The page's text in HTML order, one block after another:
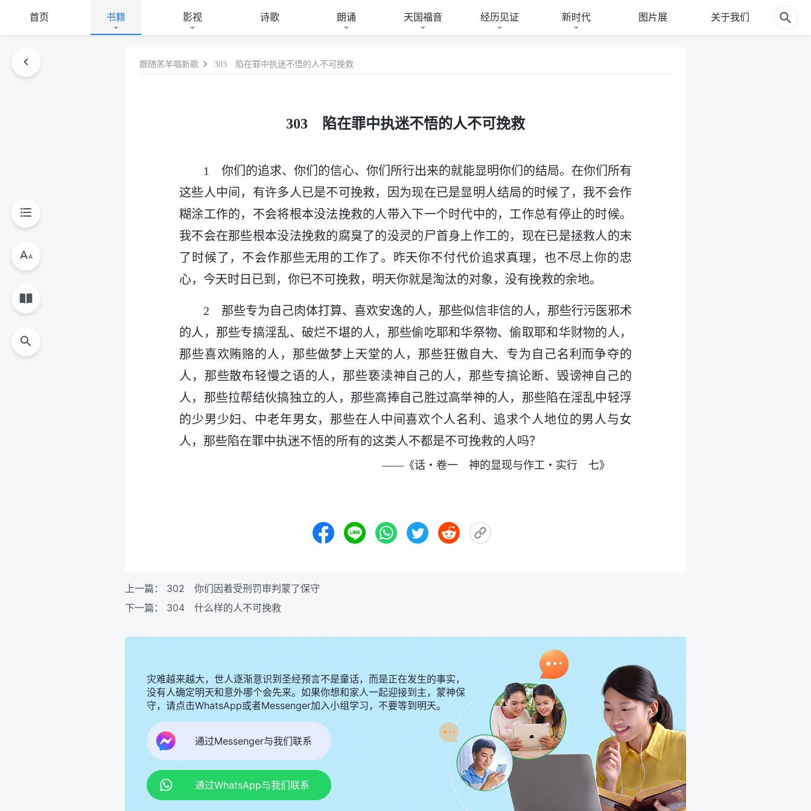
首页 书籍 影视 诗歌 朗诵 天国福音 经历见证 新时代 图片展 关于我们
跟随羔羊唱新歌 303 陷在罪中执迷不悟的人不可挽救
303 陷在罪中执迷不悟的人不可挽救
1 你们的追求、你们的信心、你们所行出来的就能显明你们的结局。在你们所有
这些人中间，有许多人已是不可挽救，因为现在已是显明人结局的时候了，我不会作
糊涂工作的，不会将根本没法挽救的人带入下一个时代中的，工作总有停止的时候。
我不会在那些根本没法挽救的腐臭了的没灵的尸首身上作工的，现在已是拯救人的末
了时候了，不会作那些无用的工作了。昨天你不付代价追求真理，也不尽上你的忠
心，今天时日已到，你已不可挽救，明天你就是淘汰的对象，没有挽救的余地。
2 那些专为自己肉体打算、喜欢安逸的人，那些似信非信的人，那些行污医邪术
的人，那些专搞淫乱、破烂不堪的人，那些偷吃耶和华祭物、偷取耶和华财物的人，
那些喜欢贿赂的人，那些做梦上天堂的人，那些狂傲自大、专为自己名利而争夺的
人，那些散布轻慢之语的人，那些亵渎神自己的人，那些专搞论断、毁谤神自己的
人，那些拉帮结伙搞独立的人，那些高捧自己胜过高举神的人，那些陷在淫乱中轻浮
的少男少妇、中老年男女，那些在人中间喜欢个人名利、追求个人地位的男人与女
人，那些陷在罪中执迷不悟的所有的这类人不都是不可挽救的人吗？
——《话・卷一 神的显现与作工・实行 七》
上一篇： 302 你们因着受刑罚审判蒙了保守
下一篇： 304 什么样的人不可挽救
灾难越来越大，世人逐渐意识到圣经预言不是童话，而是正在发生的事实，
没有人确定明天和意外哪个会先来。如果你想和家人一起迎接到主，蒙神保
守，请点击WhatsApp或者Messenger加入小组学习，不要等到明天。
通过Messenger与我们联系
通过WhatsApp与我们联系